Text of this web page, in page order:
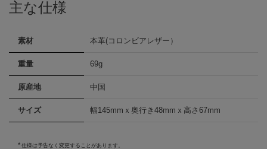
主な仕様
素材 本革(コロンビアレザー）
重量 69g
原産地 中国
サイズ 幅145mmｘ奥行き48mmｘ高さ67mm
仕様は予告なく変更することがあります。